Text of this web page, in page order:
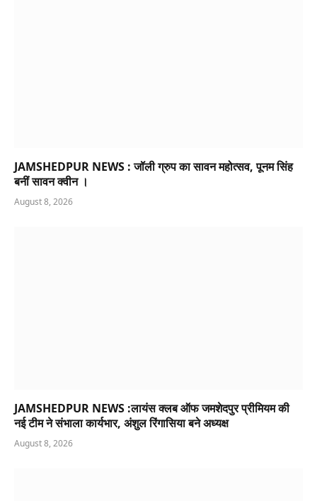
JAMSHEDPUR NEWS : जॉली ग्रुप का सावन महोत्सव, पूनम सिंह
बनीं सावन क्वीन ।
August 8, 2026
JAMSHEDPUR NEWS :लायंस क्लब ऑफ जमशेदपुर प्रीमियम की
नई टीम ने संभाला कार्यभार, अंशुल रिंगासिया बने अध्यक्ष
August 8, 2026